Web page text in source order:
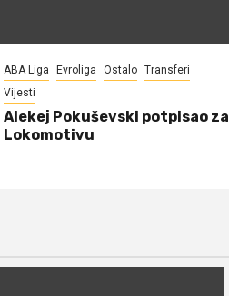
ABA Liga Evroliga Ostalo Transferi
Vijesti
Alekej Pokuševski potpisao za
Lokomotivu